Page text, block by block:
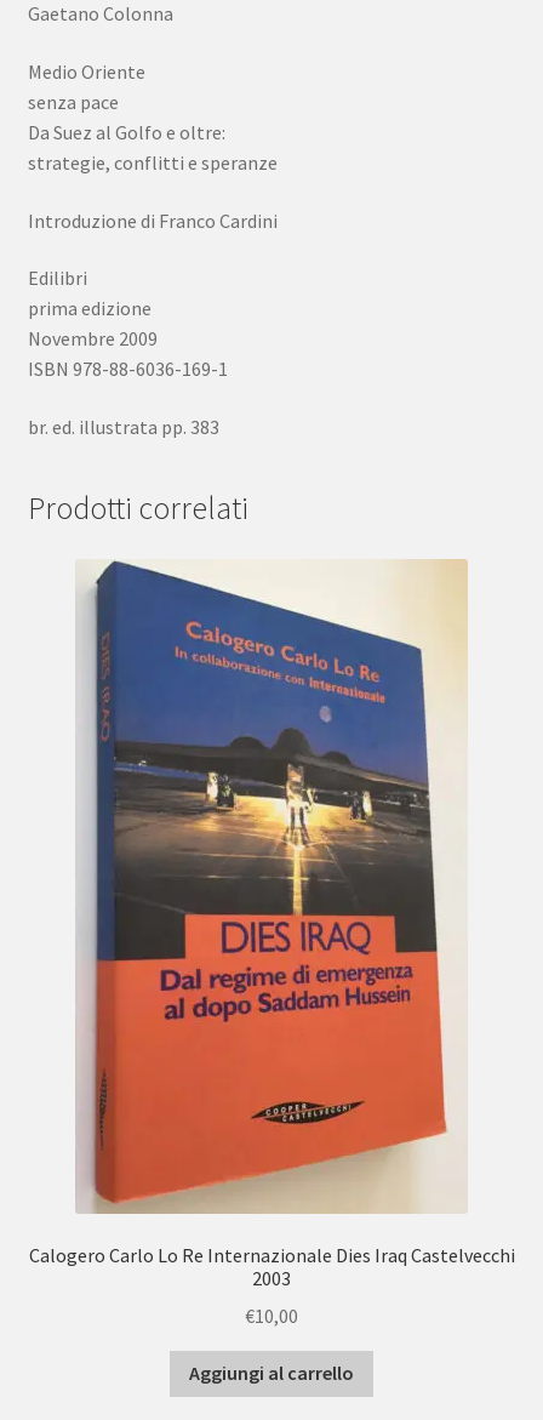
Gaetano Colonna
Medio Oriente
senza pace
Da Suez al Golfo e oltre:
strategie, conflitti e speranze
Introduzione di Franco Cardini
Edilibri
prima edizione
Novembre 2009
ISBN 978-88-6036-169-1
br. ed. illustrata pp. 383
Prodotti correlati
Calogero Carlo Lo Re Internazionale Dies Iraq Castelvecchi
2003
€10,00
Aggiungi al carrello